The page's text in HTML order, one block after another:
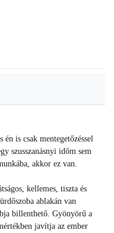
is csak mentegetőzéssel
szusszanásnyi időm sem
akkor ez van.
kellemes, tiszta és
ablakán van
billenthető. Gyönyörű a
javítja az ember